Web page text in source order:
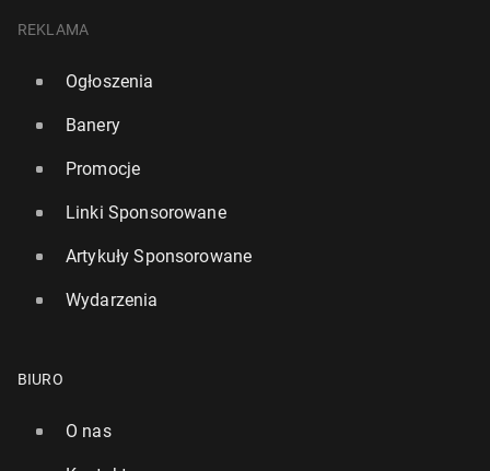
REKLAMA
Ogłoszenia
Banery
Promocje
Linki Sponsorowane
Artykuły Sponsorowane
Wydarzenia
BIURO
O nas